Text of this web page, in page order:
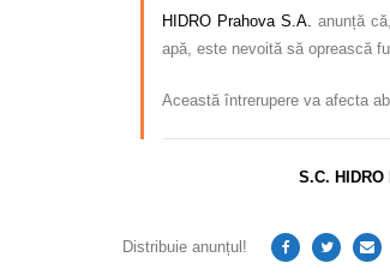
HIDRO Prahova S.A. anunță
apă, este nevoită să oprească
Această întrerupere va afecta
S.C.
Distribuie anunțul!